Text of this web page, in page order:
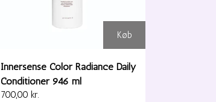
Køb
Innersense Color Radiance Daily
Conditioner 946 ml
700,00 kr.